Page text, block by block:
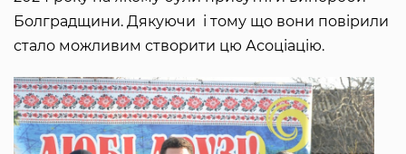
Болградщини. Дякуючи і тому що вони повірили
стало можливим створити цю Асоціацію.